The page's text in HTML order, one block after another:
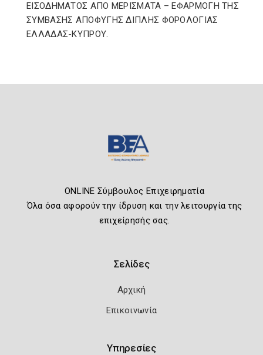
ΕΙΣΟΔΗΜΑΤΟΣ ΑΠΟ ΜΕΡΙΣΜΑΤΑ – ΕΦΑΡΜΟΓΗ ΤΗΣ
ΣΥΜΒΑΣΗΣ ΑΠΟΦΥΓΗΣ ΔΙΠΛΗΣ ΦΟΡΟΛΟΓΙΑΣ
ΕΛΛΑΔΑΣ-ΚΥΠΡΟΥ.
ONLINE Σύμβουλος Επιχειρηματία
Όλα όσα αφορούν την ίδρυση και την λειτουργία της
επιχείρησής σας.
Σελίδες
Αρχική
Επικοινωνία
Υπηρεσίες